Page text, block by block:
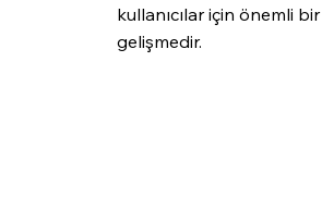
kullanıcılar için önemli bir
gelişmedir.